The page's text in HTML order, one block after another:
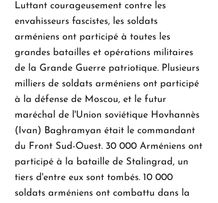
Luttant courageusement contre les
envahisseurs fascistes, les soldats
arméniens ont participé à toutes les
grandes batailles et opérations militaires
de la Grande Guerre patriotique. Plusieurs
milliers de soldats arméniens ont participé
à la défense de Moscou, et le futur
maréchal de l'Union soviétique Hovhannès
(Ivan) Baghramyan était le commandant
du Front Sud-Ouest. 30 000 Arméniens ont
participé à la bataille de Stalingrad, un
tiers d'entre eux sont tombés. 10 000
soldats arméniens ont combattu dans la